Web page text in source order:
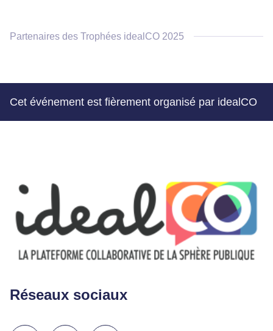
Partenaires des Trophées idealCO 2025
Cet événement est fièrement organisé par idealCO
Réseaux sociaux